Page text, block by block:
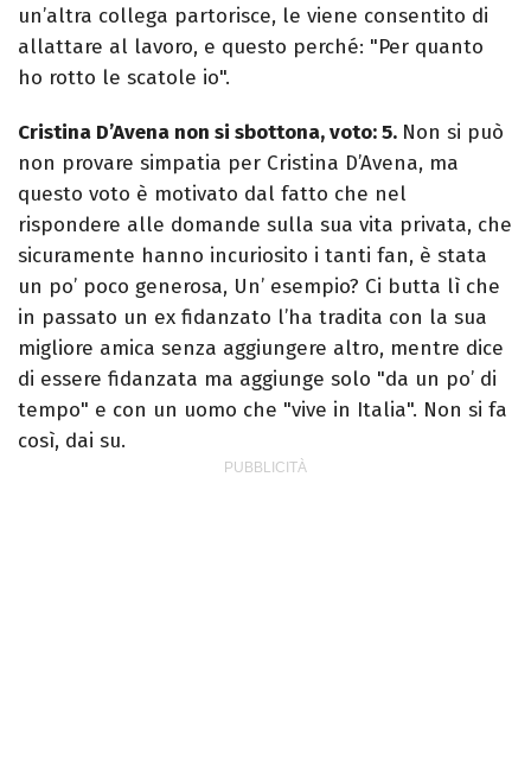
un’altra collega partorisce, le viene consentito di
allattare al lavoro, e questo perché: "Per quanto
ho rotto le scatole io".
Cristina D’Avena non si sbottona, voto: 5. Non si può
non provare simpatia per Cristina D’Avena, ma
questo voto è motivato dal fatto che nel
rispondere alle domande sulla sua vita privata, che
sicuramente hanno incuriosito i tanti fan, è stata
un po’ poco generosa, Un’ esempio? Ci butta lì che
in passato un ex fidanzato l’ha tradita con la sua
migliore amica senza aggiungere altro, mentre dice
di essere fidanzata ma aggiunge solo "da un po’ di
tempo" e con un uomo che "vive in Italia". Non si fa
così, dai su.